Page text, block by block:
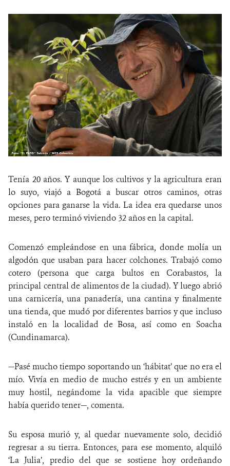
Tenía 20 años. Y aunque los cultivos y la agricultura eran
lo suyo, viajó a Bogotá a buscar otros caminos, otras
opciones para ganarse la vida. La idea era quedarse unos
meses, pero terminó viviendo 32 años en la capital.
Comenzó empleándose en una fábrica, donde molía un
algodón que usaban para hacer colchones. Trabajó como
cotero (persona que carga bultos en Corabastos, la
principal central de alimentos de la ciudad). Y luego abrió
una carnicería, una panadería, una cantina y finalmente
una tienda, que mudó por diferentes barrios y que incluso
instaló en la localidad de Bosa, así como en Soacha
(Cundinamarca).
—Pasé mucho tiempo soportando un ‘hábitat’ que no era el
mío. Vivía en medio de mucho estrés y en un ambiente
muy hostil, negándome la vida apacible que siempre
había querido tener—, comenta.
Su esposa murió y, al quedar nuevamente solo, decidió
regresar a su tierra. Entonces, para ese momento, alquiló
‘La Julia’, predio del que se sostiene hoy ordeñando